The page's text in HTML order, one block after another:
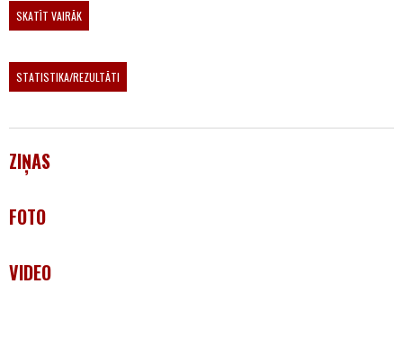
SKATĪT VAIRĀK
STATISTIKA/REZULTĀTI
ZIŅAS
FOTO
VIDEO